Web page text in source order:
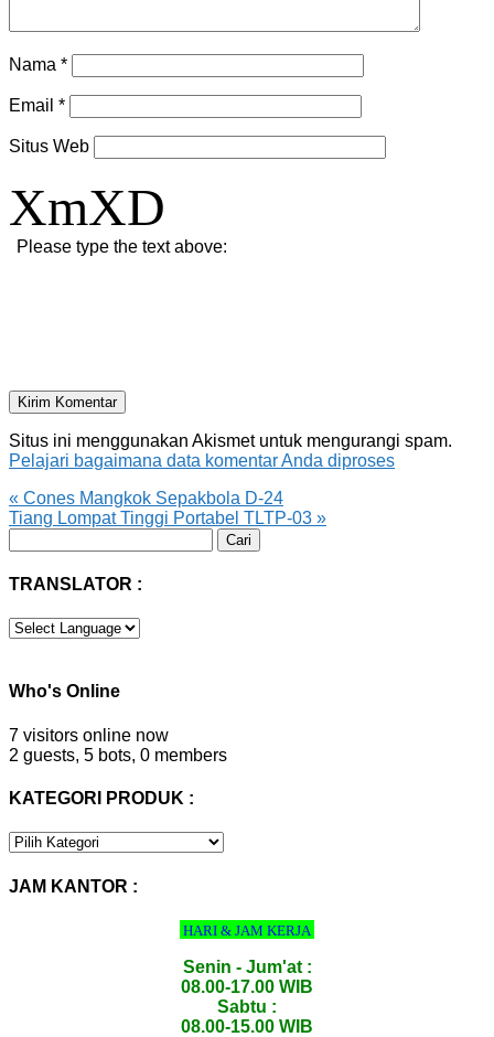
Nama *
Email *
Situs Web
XmXD
Please type the text above:
Situs ini menggunakan Akismet untuk mengurangi spam.
Pelajari bagaimana data komentar Anda diproses
« Cones Mangkok Sepakbola D-24
Tiang Lompat Tinggi Portabel TLTP-03 »
untuk:
TRANSLATOR :
Who's Online
7 visitors online now
2 guests, 5 bots, 0 members
KATEGORI PRODUK :
KATEGORI
JAM KANTOR :
HARI & JAM KERJA
Senin - Jum'at :
08.00-17.00 WIB
Sabtu :
08.00-15.00 WIB